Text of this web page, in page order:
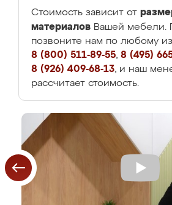
Стоимость зависит от
материалов Вашей мебели.
позвоните нам по любому
8 (800) 511-89-55, 8 (495)
8 (926) 409-68-13, и наш
рассчитает стоимость.